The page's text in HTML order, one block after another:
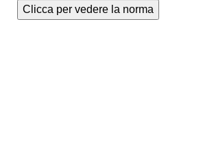
Clicca per vedere la norma